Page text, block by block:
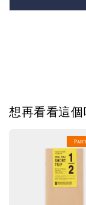
想再看看這個